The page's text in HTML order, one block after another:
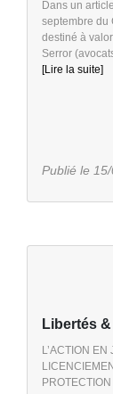
Dans un
septembre du
destiné à
Serror
[Lire la suite]
Publié le
Libertés
L’ACTION